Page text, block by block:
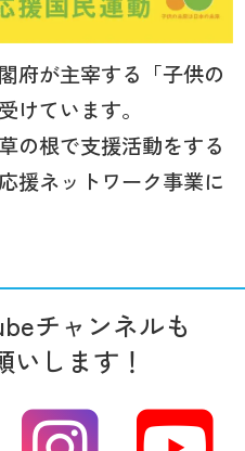
府が主宰する「子供の
けています。
の根で支援活動をする
援ネットワーク事業に
チャンネルも
いします！